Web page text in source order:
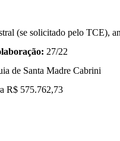
(se solicitado pelo TCE),
27/22
de Santa Madre Cabrini
R$ 575.762,73